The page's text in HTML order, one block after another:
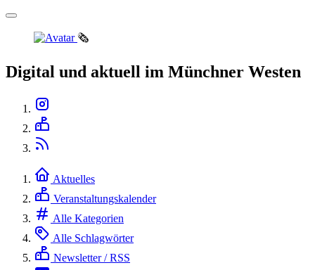
🗞️
Digital und aktuell im Münchner Westen
Aktuelles
Veranstaltungskalender
Alle Kategorien
Alle Schlagwörter
Newsletter / RSS